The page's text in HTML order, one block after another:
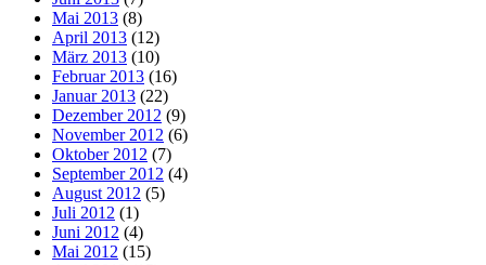
Mai 2013 (8)
April 2013 (12)
März 2013 (10)
Februar 2013 (16)
Januar 2013 (22)
Dezember 2012 (9)
November 2012 (6)
Oktober 2012 (7)
September 2012 (4)
August 2012 (5)
Juli 2012 (1)
Juni 2012 (4)
Mai 2012 (15)